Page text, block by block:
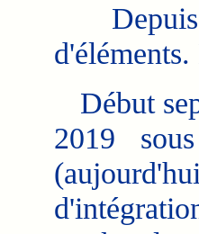
Depuis
Début
2019